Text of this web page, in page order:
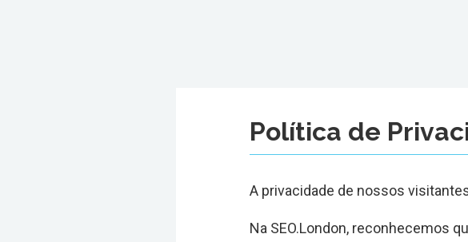
Política de
A privacidade de nossos
Na SEO.London, reconhecemos